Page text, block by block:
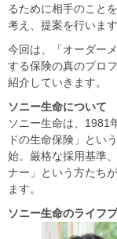
るために相手のこと
考え、提案を行います
今回は、「オーダー
する保険の真のプロ
紹介していきます。
ソニー生命について
ソニー生命は、1981
ドの生命保険」とい
始。厳格な採用基準
ナー」という方たち
ます。
ソニー生命のライフ